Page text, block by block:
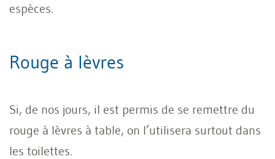
espèces.
Rouge à lèvres
Si, de nos jours, il est permis de se remettre du
rouge à lèvres à table, on l’utilisera surtout dans
les toilettes.